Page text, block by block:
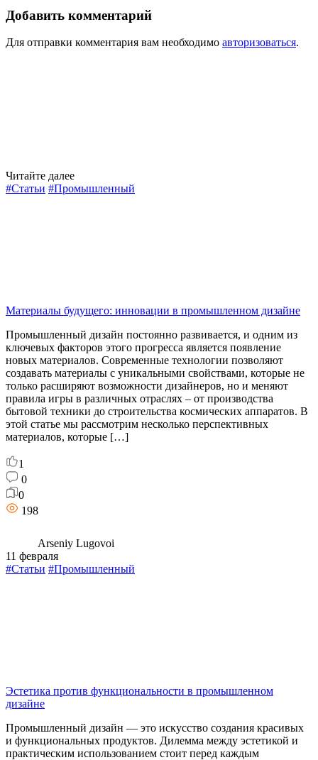
Добавить комментарий
Для отправки комментария вам необходимо авторизоваться.
Читайте далее
#Статьи #Промышленный
Материалы будущего: инновации в промышленном дизайне
Промышленный дизайн постоянно развивается, и одним из
ключевых факторов этого прогресса является появление
новых материалов. Современные технологии позволяют
создавать материалы с уникальными свойствами, которые не
только расширяют возможности дизайнеров, но и меняют
правила игры в различных отраслях – от производства
бытовой техники до строительства космических аппаратов. В
этой статье мы рассмотрим несколько перспективных
материалов, которые […]
1
0
0
198
Arseniy Lugovoi
11 февраля
#Статьи #Промышленный
Эстетика против функциональности в промышленном
дизайне
Промышленный дизайн — это искусство создания красивых
и функциональных продуктов. Дилемма между эстетикой и
практическим использованием стоит перед каждым